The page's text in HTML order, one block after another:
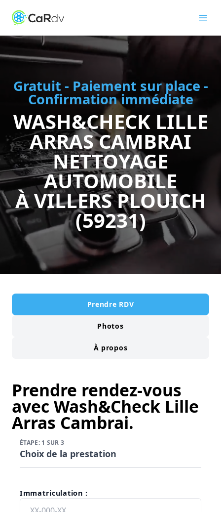
Gratuit - Paiement sur place -
Confirmation immédiate
WASH&CHECK LILLE
ARRAS CAMBRAI
NETTOYAGE
AUTOMOBILE
À VILLERS PLOUICH
(59231)
Prendre RDV
Photos
À propos
Prendre rendez-vous
avec Wash&Check Lille
Arras Cambrai.
ÉTAPE: 1 SUR 3
Choix de la prestation
Immatriculation :